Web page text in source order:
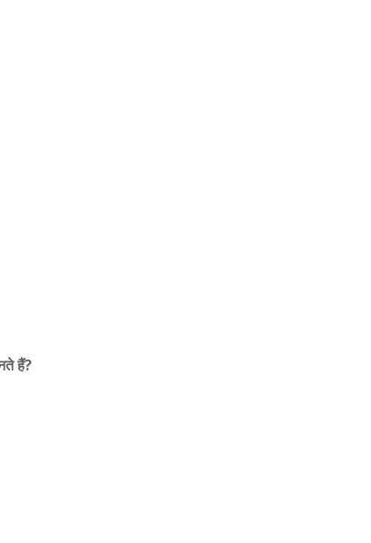
हैं?